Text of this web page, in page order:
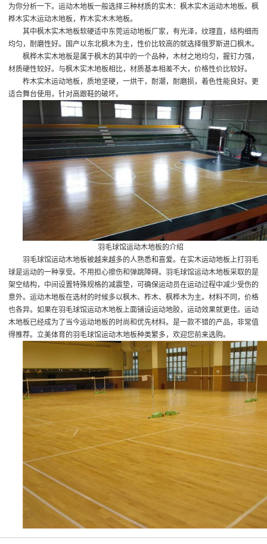
为你分析一下。运动木地板一般选择三种材质的实木：枫木实木运动木地板。枫
桦木实木运动木地板，柞木实木木地板。
其中枫木实木地板软硬适中东莞运动地板厂家，有光泽，纹理直，结构细而
均匀，耐磨性好。国产以东北枫木为主，性价比较高的就选择俄罗斯进口枫木。
枫桦木实木地板是属于枫木的其中的一个品种，木材之地均匀，握钉力强，
材质硬性较好。与枫木实木地板相比，材质基本相差不大，价格性价比较好。
柞木实木运动地板，质地坚硬，一烘干，耐潮，耐磨损，着色性能良好。更
适合舞台使用，针对高跟鞋的破坏。
羽毛球馆运动木地板的介绍
羽毛球馆运动木地板被越来越多的人熟悉和喜爱。在实木运动地板上打羽毛
球是运动的一种享受。不用担心擦伤和弹跳障碍。羽毛球馆运动木地板采取的是
架空结构，中间设置特殊规格的减震垫，可确保运动员在运动过程中减少受伤的
意外。运动木地板在选材的时候多以枫木、柞木、枫桦木为主。材料不同，价格
也各异。如果在羽毛球馆运动木地板上面铺设运动地胶，运动效果就更佳。运动
木地板已经成为了当今运动地板的时尚和优先材料。是一款不错的产品，非常值
得推荐。立美体育的羽毛球馆运动木地板种类繁多，欢迎您前来选购。